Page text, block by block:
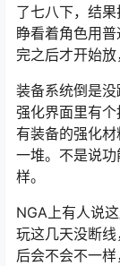
了七八下，结
睁看着角色用
完之后才开始放
装备系统倒是
强化界面里有
有装备的强化
一堆。不是说
样。
NGA上有人说
玩这几天没断
后会不会不一